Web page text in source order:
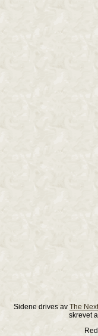
Sidene drives av The
skrevet